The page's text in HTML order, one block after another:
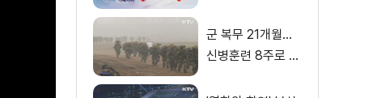
군 복무 21개월…
신병훈련 8주로 연